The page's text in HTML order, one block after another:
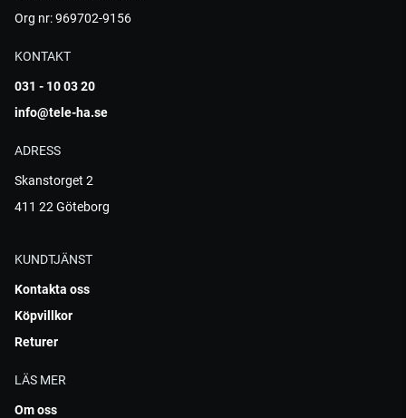
Org nr: 969702-9156
KONTAKT
031 - 10 03 20
info@tele-ha.se
ADRESS
Skanstorget 2
411 22 Göteborg
KUNDTJÄNST
Kontakta oss
Köpvillkor
Returer
LÄS MER
Om oss